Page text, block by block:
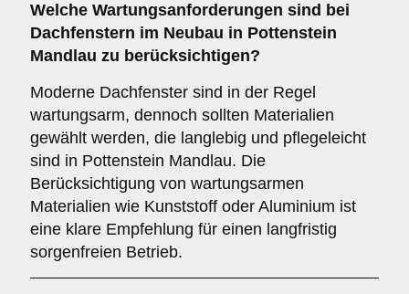
Welche Wartungsanforderungen sind bei
Dachfenstern im Neubau in Pottenstein
Mandlau zu berücksichtigen?
Moderne Dachfenster sind in der Regel
wartungsarm, dennoch sollten Materialien
gewählt werden, die langlebig und pflegeleicht
sind in Pottenstein Mandlau. Die
Berücksichtigung von wartungsarmen
Materialien wie Kunststoff oder Aluminium ist
eine klare Empfehlung für einen langfristig
sorgenfreien Betrieb.